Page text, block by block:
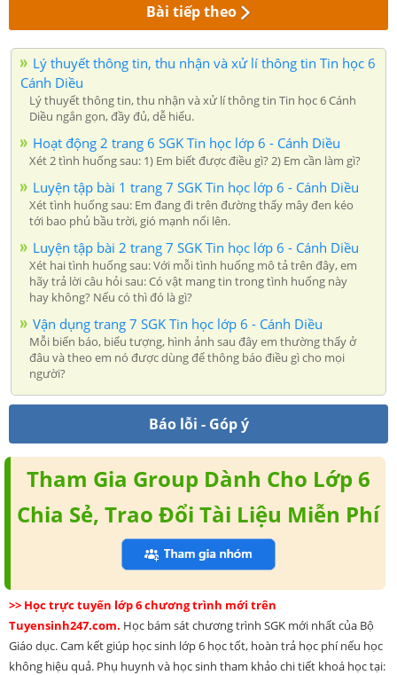
Bài tiếp theo
Lý thuyết thông tin, thu nhận và xử lí thông tin Tin học 6
Cánh Diều
Lý thuyết thông tin, thu nhận và xử lí thông tin Tin học 6 Cánh
Diều ngắn gọn, đầy đủ, dễ hiểu.
Hoạt động 2 trang 6 SGK Tin học lớp 6 - Cánh Diều
Xét 2 tình huống sau: 1) Em biết được điều gì? 2) Em cần làm gì?
Luyện tập bài 1 trang 7 SGK Tin học lớp 6 - Cánh Diều
Xét tình huống sau: Em đang đi trên đường thấy mây đen kéo
tới bao phủ bầu trời, gió mạnh nổi lên.
Luyện tập bài 2 trang 7 SGK Tin học lớp 6 - Cánh Diều
Xét hai tình huống sau: Với mỗi tình huống mô tả trên đây, em
hãy trả lời câu hỏi sau: Có vật mang tin trong tình huống này
hay không? Nếu có thì đó là gì?
Vận dụng trang 7 SGK Tin học lớp 6 - Cánh Diều
Mỗi biển báo, biểu tượng, hình ảnh sau đây em thường thấy ở
đâu và theo em nó được dùng để thông báo điều gì cho mọi
người?
Báo lỗi - Góp ý
Tham Gia Group Dành Cho Lớp 6
Chia Sẻ, Trao Đổi Tài Liệu Miễn Phí
>> Học trực tuyến lớp 6 chương trình mới trên
Tuyensinh247.com. Học bám sát chương trình SGK mới nhất của Bộ
Giáo dục. Cam kết giúp học sinh lớp 6 học tốt, hoàn trả học phí nếu học
không hiệu quả. Phụ huynh và học sinh tham khảo chi tiết khoá học tại: